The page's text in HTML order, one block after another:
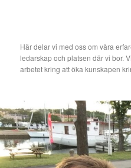
innehållHär delar vi med oss om våra
ledarskap och platsen där vi bor.
arbetet kring att öka kunskapen